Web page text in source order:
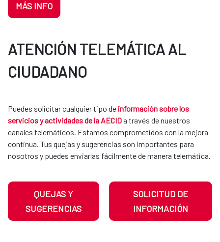
MÁS INFO
ATENCIÓN TELEMÁTICA AL
CIUDADANO
Puedes solicitar cualquier tipo de información sobre los
servicios y actividades de la AECIDa través de nuestros
canales telemáticos. Estamos comprometidos con la mejora
continua. Tus quejas y sugerencias son importantes para
nosotros y puedes enviarlas fácilmente de manera telemática.
QUEJAS Y
SUGERENCIAS
SOLICITUD DE
INFORMACIÓN